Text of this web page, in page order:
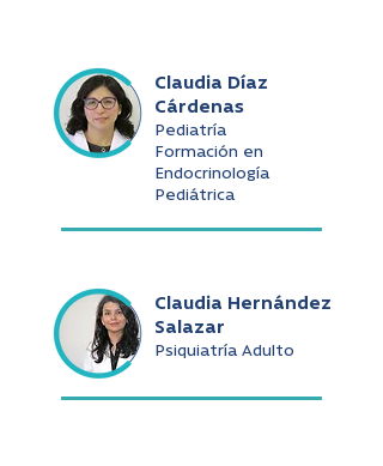
Claudia Díaz
Cárdenas
Pediatría
Formación en
Endocrinología
Pediátrica
Claudia Hernández
Salazar
Psiquiatría Adulto